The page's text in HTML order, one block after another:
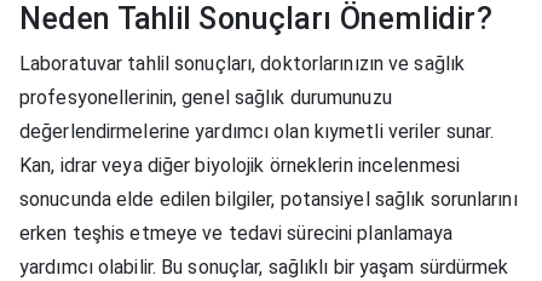
Neden Tahlil Sonuçları Önemlidir?
Laboratuvar tahlil sonuçları, doktorlarınızın ve sağlık
profesyonellerinin, genel sağlık durumunuzu
değerlendirmelerine yardımcı olan kıymetli veriler sunar.
Kan, idrar veya diğer biyolojik örneklerin incelenmesi
sonucunda elde edilen bilgiler, potansiyel sağlık sorunlarını
erken teşhis etmeye ve tedavi sürecini planlamaya
yardımcı olabilir. Bu sonuçlar, sağlıklı bir yaşam sürdürmek